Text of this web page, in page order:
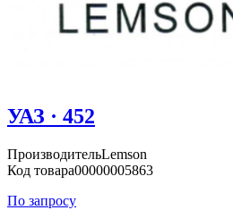
УАЗ · 452
ПроизводительLemson
Код товара00000005863
По запросу